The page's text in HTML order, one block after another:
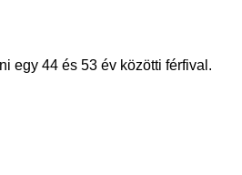
egy 44 és 53 év közötti férfival.